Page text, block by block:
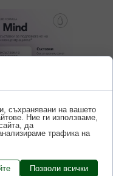
съхранявани на вашето
Ние ги използваме,
да
трафика на
Позволи всички